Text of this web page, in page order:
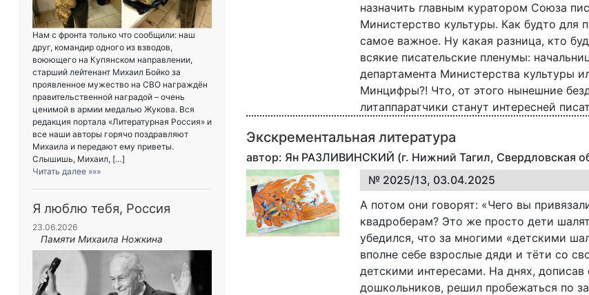
Нам с фронта только что сообщили: наш
друг, командир одного из взводов,
воюющего на Купянском направлении,
старший лейтенант Михаил Бойко за
проявленное мужество на СВО награждён
правительственной наградой – очень
ценимой в армии медалью Жукова. Вся
редакция портала «Литературная Россия» и
все наши авторы горячо поздравляют
Михаила и передают ему приветы.
Слышишь, Михаил, […]
Читать далее »»»
Я люблю тебя, Россия
23.06.2026
Памяти Михаила Ножкина
назначить главным куратором Союза
Министерство культуры. Как будто для
самое важное. Ну какая разница, кто
всякие писательские пленумы:
департамента Министерства культуры
Минцифры?! Что, от этого нынешние
литаппаратчики станут интересней
Экскрементальная литература
автор: Ян РАЗЛИВИНСКИЙ (г. Нижний Тагил, Свердловская
№ 2025/13, 03.04.2025
А потом они говорят: «Чего вы
квадроберам? Это же просто дети
убедился, что за многими «детскими
вполне себе взрослые дяди и тёти со
детскими интересами. На днях, дописав
дошкольников, решил пробежаться по